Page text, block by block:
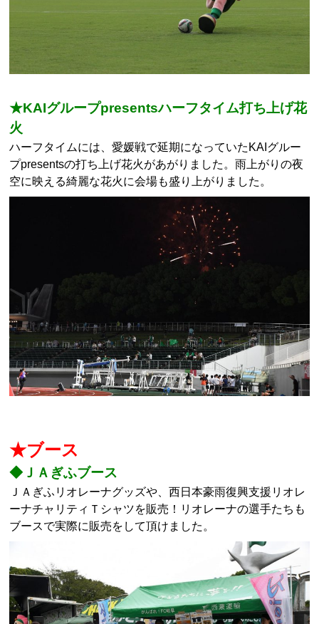
★KAIグループpresentsハーフタイム打ち上げ花
火
ハーフタイムには、愛媛戦で延期になっていたKAIグルー
プpresentsの打ち上げ花火があがりました。雨上がりの夜
空に映える綺麗な花火に会場も盛り上がりました。
★ブース
◆ＪＡぎふブース
ＪＡぎふリオレーナグッズや、西日本豪雨復興支援リオレ
ーナチャリティＴシャツを販売！リオレーナの選手たちも
ブースで実際に販売をして頂けました。